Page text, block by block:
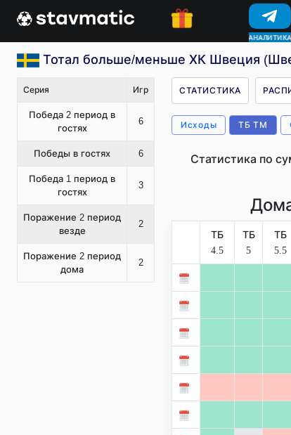
КОНКУРСЫ
Тотал больше/меньше ХК Швеция
Серия Игр
Победа 2 период в
гостях
6
Победы в гостях 6
Победа 1 период в
гостях
3
Поражение 2 период
везде
2
Поражение 2 период
дома
2
СТАТИСТИКА
Исходы ТБ ТМ
Статистика по
ТБ
4.5
ТБ
5
ТБ
5.5